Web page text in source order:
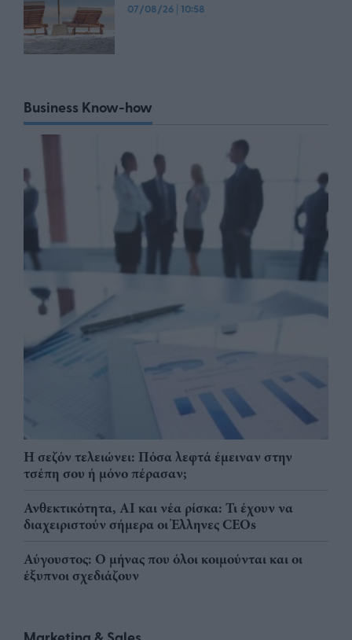
07/08/26 | 10:58
Business Know-how
Η σεζόν τελειώνει: Πόσα λεφτά έμειναν στην
τσέπη σου ή μόνο πέρασαν;
Ανθεκτικότητα, AI και νέα ρίσκα: Τι έχουν να
διαχειριστούν σήμερα οι Έλληνες CEOs
Αύγουστος: Ο μήνας που όλοι κοιμούνται και οι
έξυπνοι σχεδιάζουν